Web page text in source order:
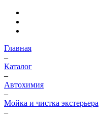
Главная
–
Каталог
–
Автохимия
–
Мойка и чистка экстерьера
–